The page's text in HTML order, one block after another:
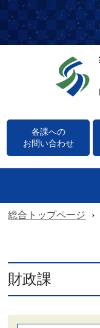
各課への
お問い合わせ
総合トップページ ›
財政課